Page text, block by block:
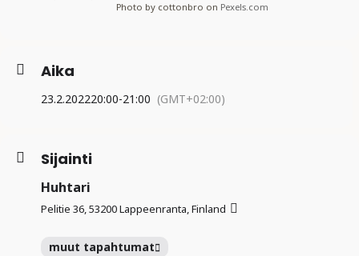
Photo by cottonbro on Pexels.com
Aika
23.2.202220:00-21:00 (GMT+02:00)
Sijainti
Huhtari
Pelitie 36, 53200 Lappeenranta, Finland
muut tapahtumat